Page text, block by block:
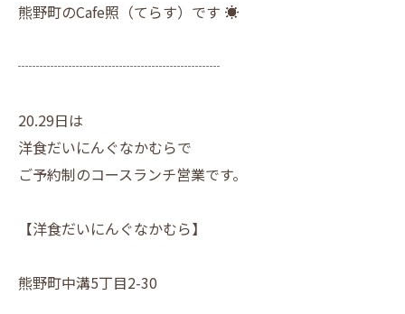
熊野町のCafe照（てらす）です ☀︎
┈┈┈┈┈┈┈┈┈┈┈┈┈┈
20.29日は
洋食だいにんぐなかむらで
ご予約制のコースランチ営業です。
【洋食だいにんぐなかむら】
熊野町中溝5丁目2-30